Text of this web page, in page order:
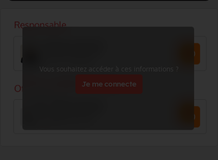
Vous souhaitez accéder à ces informations ?
Je me connecte